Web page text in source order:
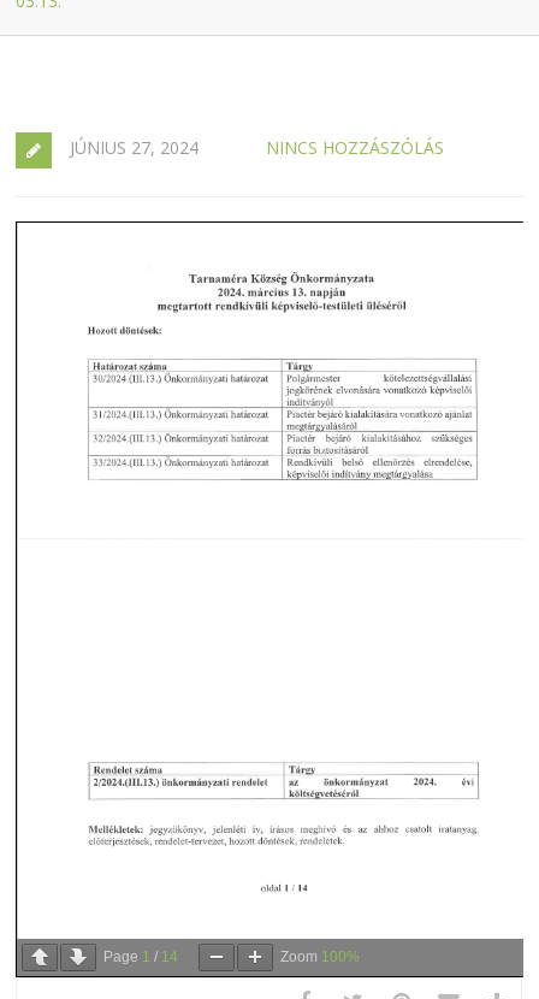
JÚNIUS 27, 2024 NINCS HOZZÁSZÓLÁS
Page 1 / 14 Zoom 100%